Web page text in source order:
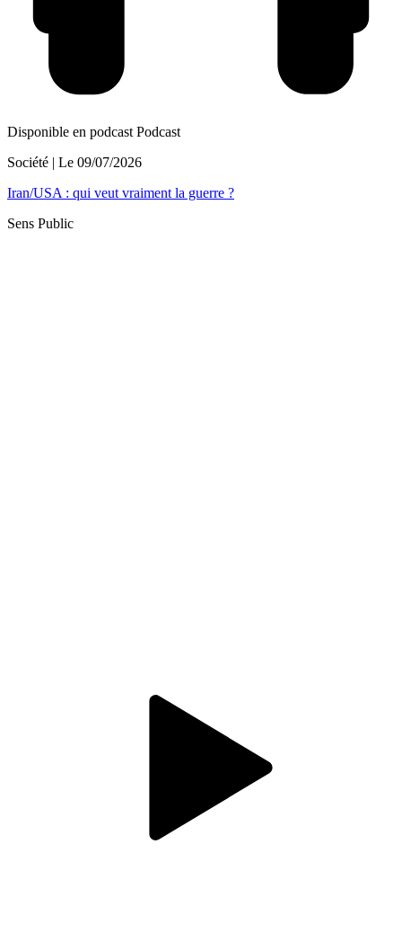
Disponible en podcast Podcast
Société | Le 09/07/2026
Iran/USA : qui veut vraiment la guerre ?
Sens Public